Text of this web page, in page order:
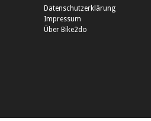
Datenschutzerklärung
Impressum
Über Bike2do